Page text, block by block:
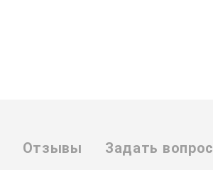
Отзывы Задать вопрос